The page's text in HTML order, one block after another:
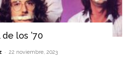
los ’70
- 22 noviembre, 2023